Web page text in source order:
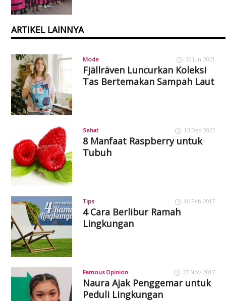
ARTIKEL LAINNYA
Mode 30 Jun 2021
Fjällräven Luncurkan Koleksi
Tas Bertemakan Sampah Laut
Sehat 13 Des 2022
8 Manfaat Raspberry untuk
Tubuh
Tips 16 Feb 2017
4 Cara Berlibur Ramah
Lingkungan
Famous Opinion 27 Nov 2017
Naura Ajak Penggemar untuk
Peduli Lingkungan